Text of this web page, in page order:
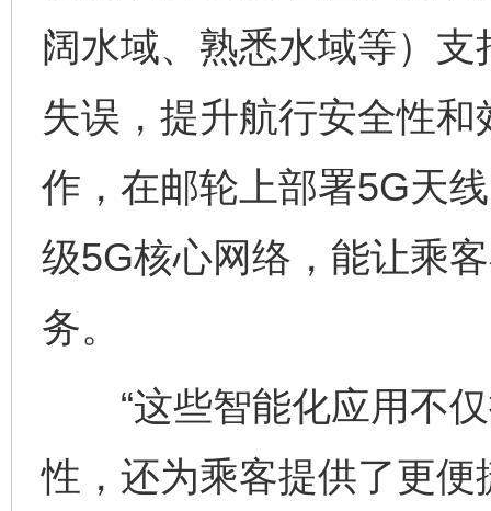
阔水域、熟悉水域等）
失误，提升航行安全性
作，在邮轮上部署5G天
级5G核心网络，能让乘
务。
“这些智能化应用不仅
性，还为乘客提供了更